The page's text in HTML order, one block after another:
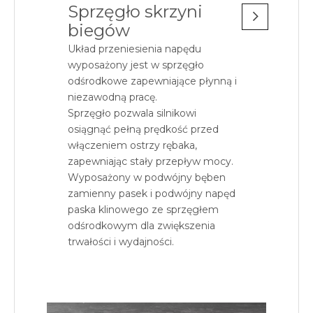
Sprzęgło skrzyni
biegów
Układ przeniesienia napędu
wyposażony jest w sprzęgło
odśrodkowe zapewniające płynną i
niezawodną pracę.
Sprzęgło pozwala silnikowi
osiągnąć pełną prędkość przed
włączeniem ostrzy rębaka,
zapewniając stały przepływ mocy.
Wyposażony w podwójny bęben
zamienny pasek i podwójny napęd
paska klinowego ze sprzęgłem
odśrodkowym dla zwiększenia
trwałości i wydajności.